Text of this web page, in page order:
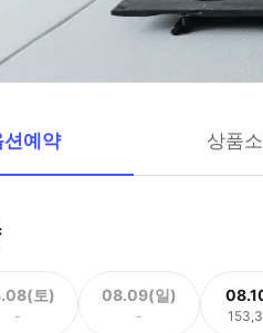
션예약 상품
토)
-
08.09(일)
-